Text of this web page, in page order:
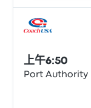
上午6:50
Port Authority